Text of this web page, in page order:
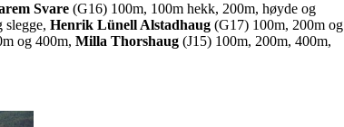
Svare (G16) 100m, 100m hekk, 200m, høyde og
slegge, Henrik Lünell Alstadhaug (G17) 100m, 200m og
og 400m, Milla Thorshaug (J15) 100m, 200m, 400m,